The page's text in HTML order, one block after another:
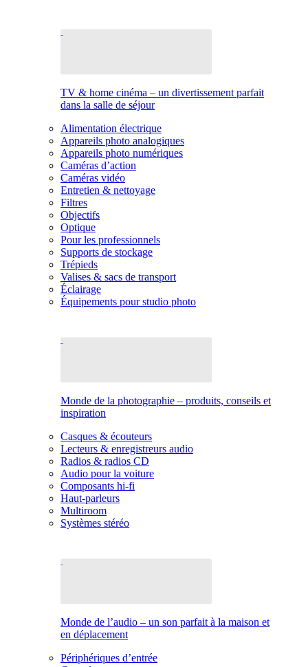
TV & home cinéma – un divertissement parfait
dans la salle de séjour
Alimentation électrique
Appareils photo analogiques
Appareils photo numériques
Caméras d’action
Caméras vidéo
Entretien & nettoyage
Filtres
Objectifs
Optique
Pour les professionnels
Supports de stockage
Trépieds
Valises & sacs de transport
Éclairage
Équipements pour studio photo
Monde de la photographie – produits, conseils et
inspiration
Casques & écouteurs
Lecteurs & enregistreurs audio
Radios & radios CD
Audio pour la voiture
Composants hi-fi
Haut-parleurs
Multiroom
Systèmes stéréo
Monde de l’audio – un son parfait à la maison et
en déplacement
Périphériques d’entrée